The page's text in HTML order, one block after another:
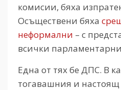
комисии, бяха
Осъществени бяха
неформални – с
всички
Една от тях бе ДПС. В
тогавашния и настоящ